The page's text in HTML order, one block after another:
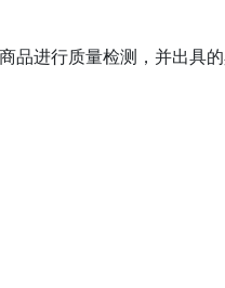
品进行质量检测，并出具